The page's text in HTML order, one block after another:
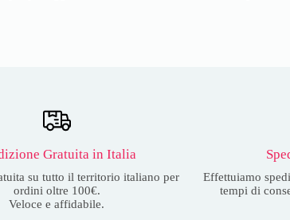
Gratuita in Italia
su tutto il territorio italiano per
ordini oltre 100€.
Veloce e affidabile.
Effettuiamo
tempi di